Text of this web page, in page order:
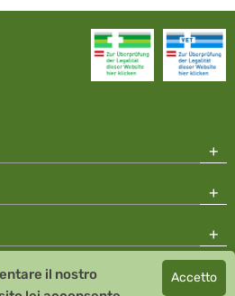
Santé Salvator Apotheke
il nostro
Accetto